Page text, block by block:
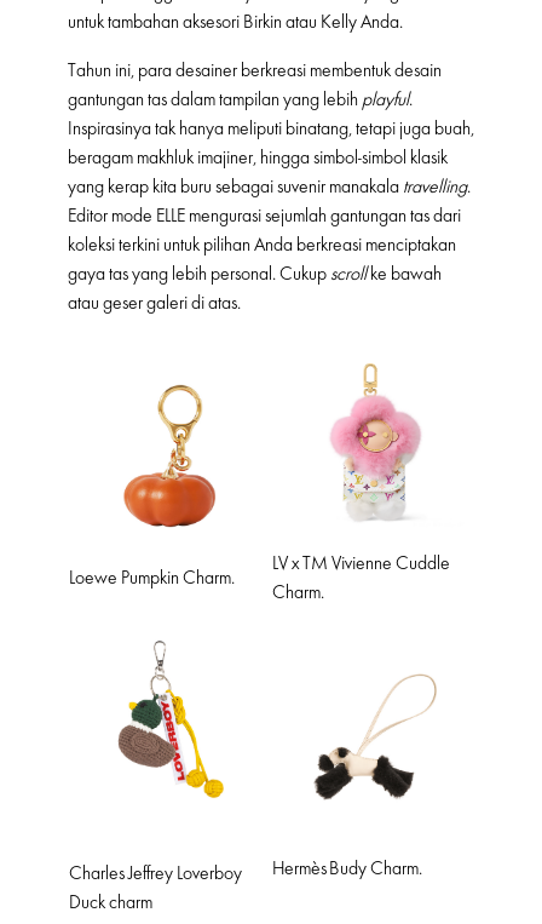
untuk tambahan aksesori Birkin atau Kelly Anda.
Tahun ini, para desainer berkreasi membentuk desain
gantungan tas dalam tampilan yang lebih playful.
Inspirasinya tak hanya meliputi binatang, tetapi juga buah,
beragam makhluk imajiner, hingga simbol-simbol klasik
yang kerap kita buru sebagai suvenir manakala travelling.
Editor mode ELLE mengurasi sejumlah gantungan tas dari
koleksi terkini untuk pilihan Anda berkreasi menciptakan
gaya tas yang lebih personal. Cukup scrollke bawah
atau geser galeri di atas.
Loewe Pumpkin Charm.
LV x TM Vivienne Cuddle
Charm.
Charles Jeffrey Loverboy
Duck charm
HermèsBudy Charm.